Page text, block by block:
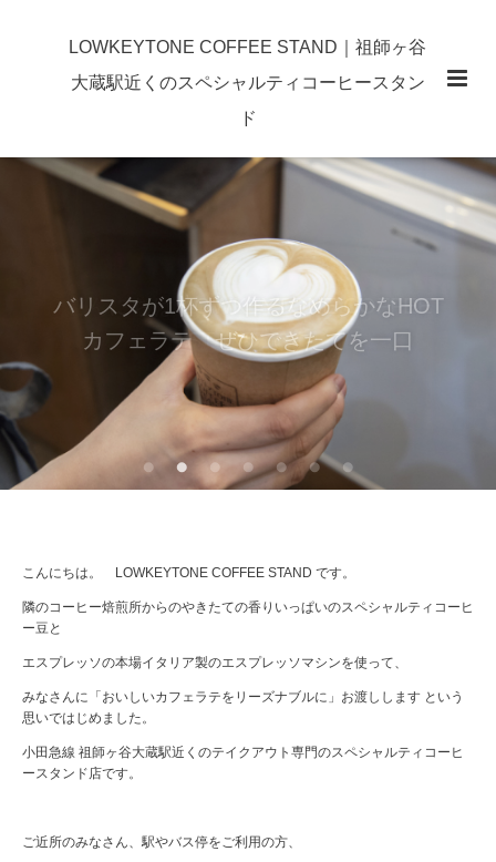
LOWKEYTONE COFFEE STAND｜祖師ヶ谷
大蔵駅近くのスペシャルティコーヒースタン
ド
バリスタが1杯ずつ作るなめらかなHOT
カフェラテ ぜひできたてを一口
こんにちは。 LOWKEYTONE COFFEE STAND です。
隣のコーヒー焙煎所からのやきたての香りいっぱいのスペシャルティコーヒ
ー豆と
エスプレッソの本場イタリア製のエスプレッソマシンを使って、
みなさんに「おいしいカフェラテをリーズナブルに」お渡しします という
思いではじめました。
小田急線 祖師ヶ谷大蔵駅近くのテイクアウト専門のスペシャルティコーヒ
ースタンド店です。
ご近所のみなさん、駅やバス停をご利用の方、